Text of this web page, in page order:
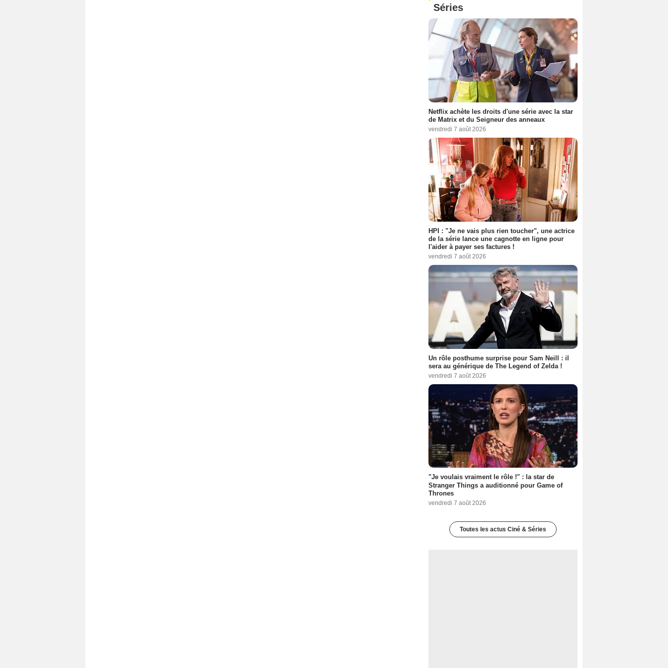
Séries
Netflix achète les droits d'une série avec la star
de Matrix et du Seigneur des anneaux
vendredi 7 août 2026
HPI : "Je ne vais plus rien toucher", une actrice
de la série lance une cagnotte en ligne pour
l'aider à payer ses factures !
vendredi 7 août 2026
Un rôle posthume surprise pour Sam Neill : il
sera au générique de The Legend of Zelda !
vendredi 7 août 2026
"Je voulais vraiment le rôle !" : la star de
Stranger Things a auditionné pour Game of
Thrones
vendredi 7 août 2026
Toutes les actus Ciné & Séries